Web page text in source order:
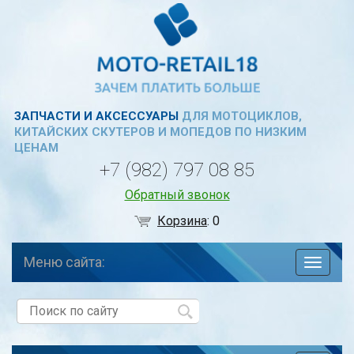
ЗАПЧАСТИ И АКСЕССУАРЫДЛЯ МОТОЦИКЛОВ,
КИТАЙСКИХ СКУТЕРОВ И МОПЕДОВ ПО НИЗКИМ
ЦЕНАМ
+7 (982) 797 08 85
Обратный звонок
Корзина:0
по
Меню сайта: